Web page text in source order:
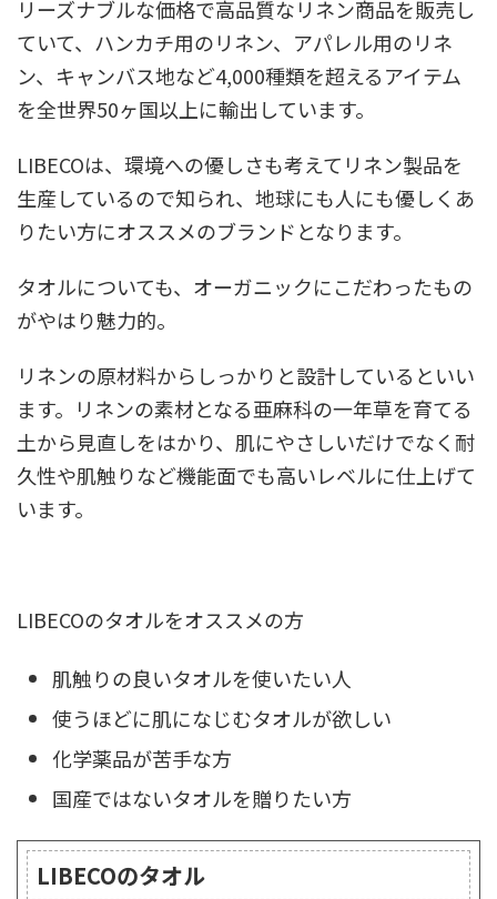
リーズナブルな価格で高品質なリネン商品を販売し
ていて、ハンカチ用のリネン、アパレル用のリネ
ン、キャンバス地など4,000種類を超えるアイテム
を全世界50ヶ国以上に輸出しています。
LIBECOは、環境への優しさも考えてリネン製品を
生産しているので知られ、地球にも人にも優しくあ
りたい方にオススメのブランドとなります。
タオルについても、オーガニックにこだわったもの
がやはり魅力的。
リネンの原材料からしっかりと設計しているといい
ます。リネンの素材となる亜麻科の一年草を育てる
土から見直しをはかり、肌にやさしいだけでなく耐
久性や肌触りなど機能面でも高いレベルに仕上げて
います。
LIBECOのタオルをオススメの方
肌触りの良いタオルを使いたい人
使うほどに肌になじむタオルが欲しい
化学薬品が苦手な方
国産ではないタオルを贈りたい方
LIBECOのタオル